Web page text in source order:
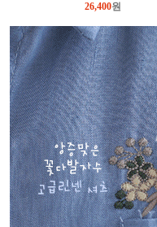
26,400원